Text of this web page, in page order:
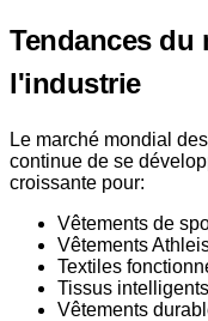
Tendances du
l'industrie
Le marché mondial
continue de se
croissante pour:
Vêtements de
Vêtements
Textiles
Tissus intelligents
Vêtements